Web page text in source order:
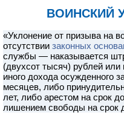
ВОИНСКИЙ
«Уклонение от призыва на
отсутствии законных
службы — наказывается
(двухсот тысяч) рублей
иного дохода осужденного
месяцев, либо
лет, либо арестом на срок
лишением свободы на срок